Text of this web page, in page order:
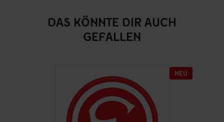
DAS KÖNNTE DIR AUCH
GEFALLEN